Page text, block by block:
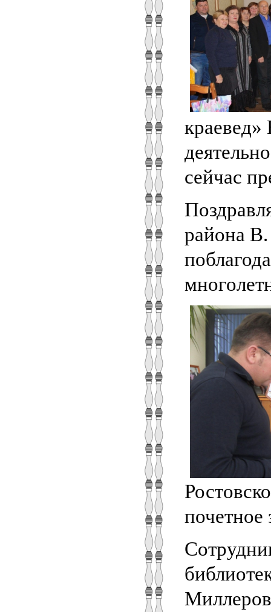
краевед»
сейчас
района